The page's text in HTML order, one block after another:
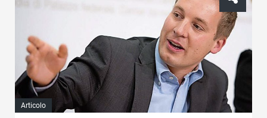
Articolo